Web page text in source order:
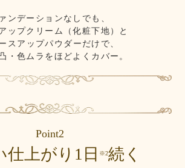
ンデーションなしでも、
ップクリーム（化粧下地）と
スアップパウダーだけで、
・色ムラをほどよくカバー。
Point2
仕上がり1日 ※2続く